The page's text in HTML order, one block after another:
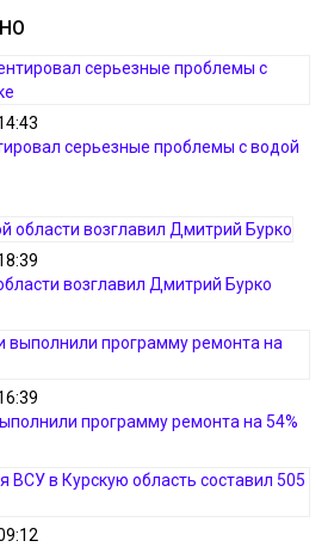
серьезные проблемы с водой
возглавил Дмитрий Бурко
программу ремонта на 54%